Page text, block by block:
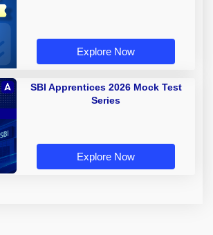
Explore Now
SBI Apprentices 2026 Mock Test
Series
Explore Now